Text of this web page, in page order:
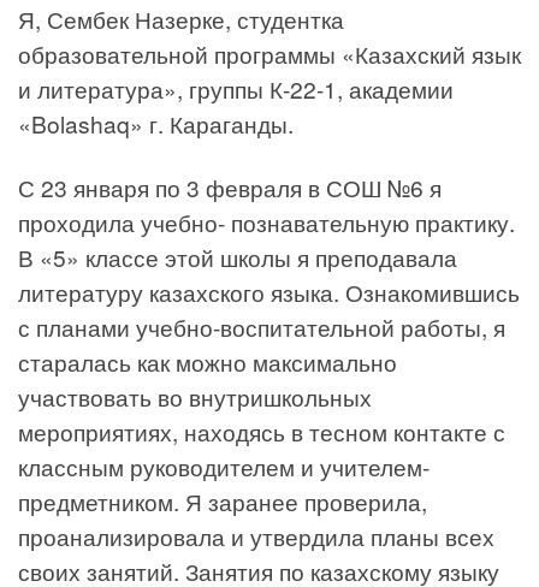
Я, Сембек Назерке, студентка
образовательной программы «Казахский язык
и литература», группы К-22-1, академии
«Bolashaq» г. Караганды.
С 23 января по 3 февраля в СОШ №6 я
проходила учебно- познавательную практику.
В «5» классе этой школы я преподавала
литературу казахского языка. Ознакомившись
с планами учебно-воспитательной работы, я
старалась как можно максимально
участвовать во внутришкольных
мероприятиях, находясь в тесном контакте с
классным руководителем и учителем-
предметником. Я заранее проверила,
проанализировала и утвердила планы всех
своих занятий. Занятия по казахскому языку